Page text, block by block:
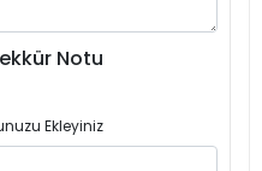
Notu
Ekleyiniz